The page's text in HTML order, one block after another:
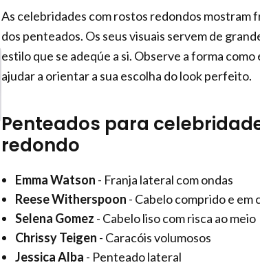
As celebridades com rostos redondos
dos penteados. Os seus visuais servem de
estilo que se adeqúe a si. Observe a forma
ajudar a orientar a sua escolha do look perfeito.
Penteados para
redondo
Emma Watson - Franja lateral com ondas
Reese Witherspoon - Cabelo comprido e em
Selena Gomez - Cabelo liso com risca ao meio
Chrissy Teigen - Caracóis volumosos
Jessica Alba - Penteado lateral